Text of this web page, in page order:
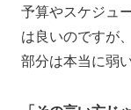
予算やスケジュ
は良いのですが
部分は本当に弱